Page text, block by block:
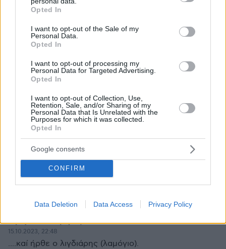
grant or deny consent to Google and its third-party tags to
use your data for below specified purposes in below Google
consent section.
Opted In
I want to opt-out of the Sale of my
Personal Data.
Opted In
I want to opt-out of processing my
Personal Data for Targeted Advertising.
Opted In
I want to opt-out of Collection, Use,
Retention, Sale, and/or Sharing of my
Personal Data that Is Unrelated with the
Purposes for which it was collected.
Opted In
Google consents
CONFIRM
Data Deletion Data Access Privacy Policy
15.10.2023, 22:48
οτι και να ψηφισεις στο τελος βγαινει ΠΑΣΟΚ... το
πασοκ βρισκεται στο dna του Ελληνα, του ταιριαζει.
ΠΑΡΤΑΚΙΑΣ, ΠΑΡΑΣΙΤΟ, ΤΕΜΠΕΛΗΣ, ΨΩΝΙΟ,
ΥΠΟΚΡΙΤΗΣ ΚΑΙ "ΥΠΕΡΗΦΑΝΟΣ" ΖΗΤΙΑΝΟΣ ΤΗΣ
ΟΙΚΟΥΜΕΝΗΣ. αυτος ειναι ο Ελληνας, αυτο ψηφιζει
ΑΠΑΝΤΗΣΗ
Takis
15.10.2023, 22:58
Τα είπες όλα σε λίγες μόνο γραμμές !!!! Άψογος
Eφυγε ο αδιάφορος
15.10.2023, 22:48
....καί ήρθε ο λιγδιάρης (λαμόγιο).